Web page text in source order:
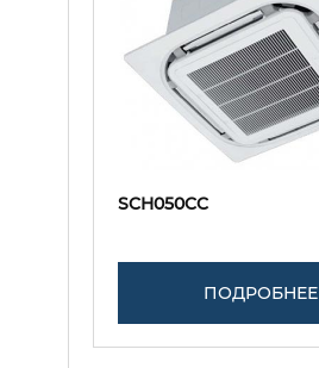
SCH050CC
ПОДРОБНЕЕ